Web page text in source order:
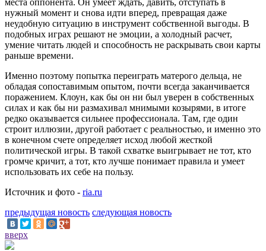
нужный момент и снова идти вперед, превращая даже
неудобную ситуацию в инструмент собственной выгоды. В
подобных играх решают не эмоции, а холодный расчет,
умение читать людей и способность не раскрывать свои карты
раньше времени.
Именно поэтому попытка переиграть матерого дельца, не
обладая сопоставимым опытом, почти всегда заканчивается
поражением. Клоун, как бы он ни был уверен в собственных
силах и как бы ни размахивал мнимыми козырями, в итоге
редко оказывается сильнее профессионала. Там, где один
строит иллюзии, другой работает с реальностью, и именно это
в конечном счете определяет исход любой жесткой
политической игры. В такой схватке выигрывает не тот, кто
громче кричит, а тот, кто лучше понимает правила и умеет
использовать их себе на пользу.
Источник и фото - ria.ru
предыдущая новость следующая новость
вверх